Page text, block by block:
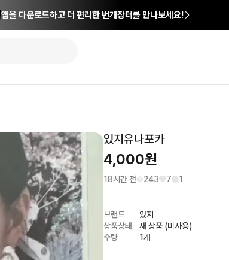
앱을 다운로드하고 더 편리한 번개장터를 만나보세요!
있지유나포카
4,000원
18시간 전 243 7 1
브랜드
있지
상품상태
새 상품 (미사용)
수량
1개